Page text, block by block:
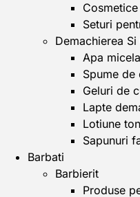
Seturi
Demachierea
Apa
Spume de
Geluri de
Lapte
Lotiune
Sapunuri
Barbati
Barbierit
Produse